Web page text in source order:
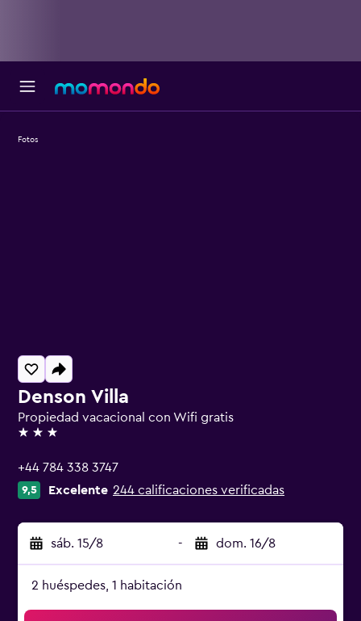
Denson Villa
Propiedad vacacional con Wifi gratis
3 estrellas
+44 784 338 3747
9,5 Excelente 244 calificaciones verificadas
sáb. 15/8 - dom. 16/8
2 huéspedes, 1 habitación
Fotos